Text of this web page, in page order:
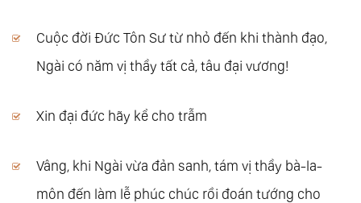
Chùa, Tạo Thất Liêu?
133.Mi Tiên Vấn Ðáp: Câu 126. Tại Sao Đức
134.Mi Tiên Vấn Ðáp: Câu 127. Đức Phật
135.Mi Tiên Vấn Ðáp: Câu 128. Lý Do Nặng
Nhẹ Của Tội Nói Dối!
Cuộc đời Đức Tôn Sư từ nhỏ đến khi thành đạo,
Ngài có năm vị thầy tất cả, tâu đại vương!
Xin đại đức hãy kể cho trẫm
Vâng, khi Ngài vừa đản sanh, tám vị thầy bà-la-
môn đến làm lễ phúc chúc rồi đoán tướng cho